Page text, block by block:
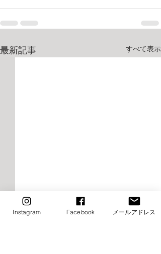
最新記事 すべて表示
Instagram Facebook メールアドレス